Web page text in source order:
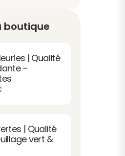
boutique
| Qualité
-
Plage
9,90 €
à
12,90 €
| Qualité
vert &